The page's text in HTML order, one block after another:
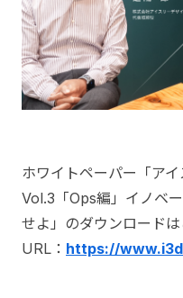
ホワイトペーパー「ア
Vol.3「Ops編」イノベ
せよ」のダウンロードは
URL： https://